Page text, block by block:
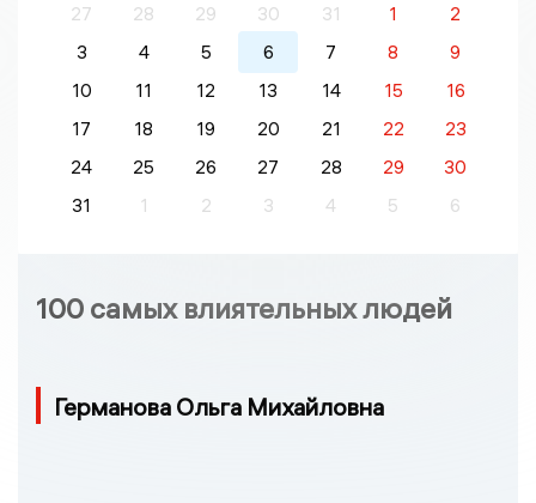
27
28 29 30 31 1
2
3
4 5 6 7 8
9
10
11 12 13 14 15
16
17
18 19 20 21 22
23
24
25 26 27 28 29
30
31
1 2 3 4 5 6
100 самых влиятельных людей
Германова Ольга Михайловна